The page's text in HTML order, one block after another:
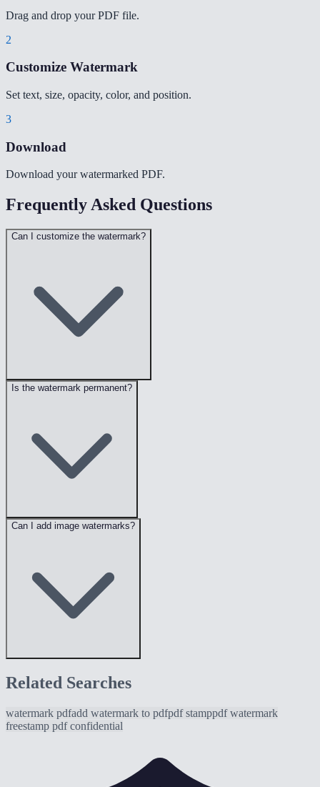
Drag and drop your PDF file.
2
Customize Watermark
Set text, size, opacity, color, and position.
3
Download
Download your watermarked PDF.
Frequently Asked Questions
Can I customize the watermark?
Is the watermark permanent?
Can I add image watermarks?
Related Searches
watermark pdfadd watermark to pdfpdf stamppdf watermark
freestamp pdf confidential